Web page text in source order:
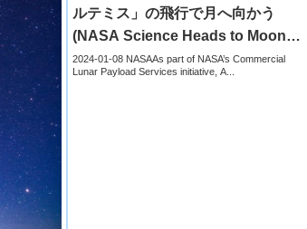
ルテミス」の飛行で月へ向かう
(NASA Science Heads to Moon
on First US Private Robotic
Artemis Flight)
2024-01-08 NASAAs part of NASA’s Commercial
Lunar Payload Services initiative, A...